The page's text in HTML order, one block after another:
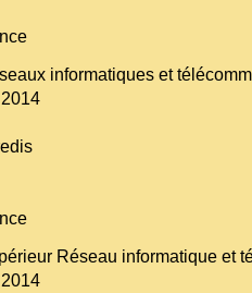
informatiques et
Réseau informatique et